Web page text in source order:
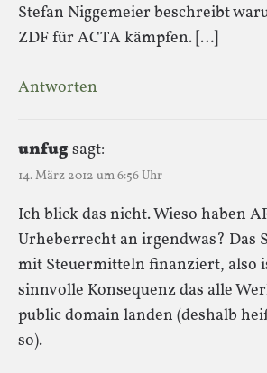
Stefan Niggemeier beschreibt
ZDF für ACTA kämpfen. […]
Antworten
unfugsagt:
14. März 2012 um 6:56 Uhr
Ich blick das nicht. Wieso haben
Urheberrecht an irgendwas? Das
mit Steuermitteln finanziert, also
sinnvolle Konsequenz das alle
public domain landen (deshalb
so).